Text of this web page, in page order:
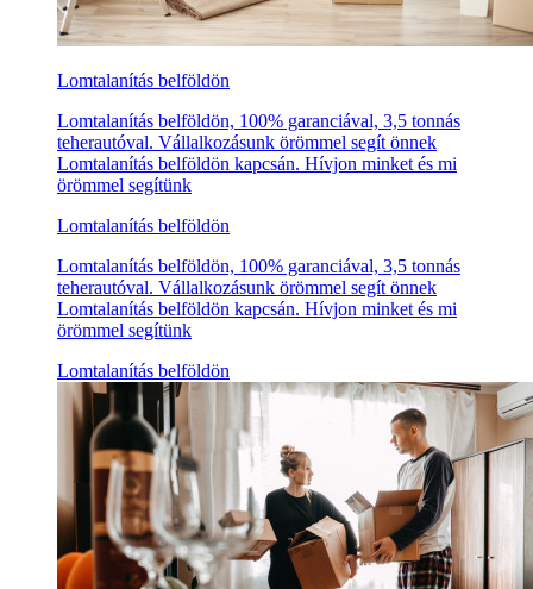
Lomtalanítás belföldön
Lomtalanítás belföldön, 100% garanciával, 3,5 tonnás
teherautóval. Vállalkozásunk örömmel segít önnek
Lomtalanítás belföldön kapcsán. Hívjon minket és mi
örömmel segítünk
Lomtalanítás belföldön
Lomtalanítás belföldön, 100% garanciával, 3,5 tonnás
teherautóval. Vállalkozásunk örömmel segít önnek
Lomtalanítás belföldön kapcsán. Hívjon minket és mi
örömmel segítünk
Lomtalanítás belföldön